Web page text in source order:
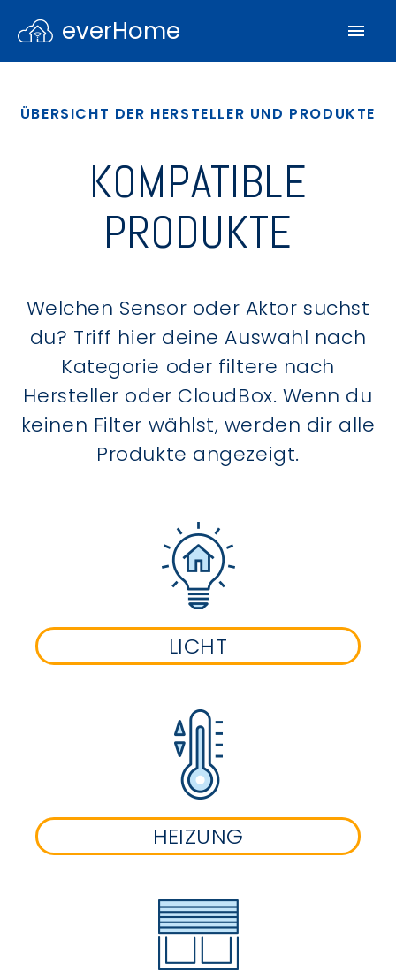
everHome
ÜBERSICHT DER HERSTELLER UND PRODUKTE
KOMPATIBLE
PRODUKTE
Welchen Sensor oder Aktor suchst
du? Triff hier deine Auswahl nach
Kategorie oder filtere nach
Hersteller oder CloudBox. Wenn du
keinen Filter wählst, werden dir alle
Produkte angezeigt.
LICHT
HEIZUNG